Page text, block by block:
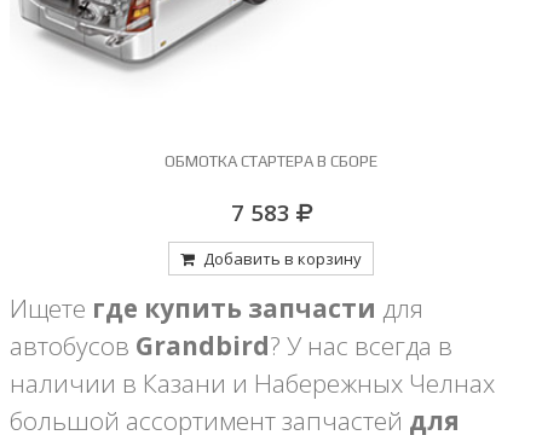
ОБМОТКА СТАРТЕРА В СБОРЕ
7 583
Добавить в корзину
Ищете где купить запчасти для
автобусов Grandbird? У нас всегда в
наличии в Казани и Набережных Челнах
большой ассортимент запчастей для